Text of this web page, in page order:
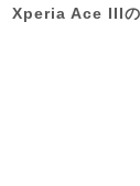
Xperia Ace III